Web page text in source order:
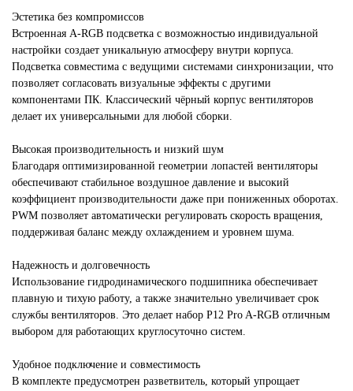
Эстетика без компромиссов
Встроенная A-RGB подсветка с возможностью индивидуальной
настройки создает уникальную атмосферу внутри корпуса.
Подсветка совместима с ведущими системами синхронизации, что
позволяет согласовать визуальные эффекты с другими
компонентами ПК. Классический чёрный корпус вентиляторов
делает их универсальными для любой сборки.
Высокая производительность и низкий шум
Благодаря оптимизированной геометрии лопастей вентиляторы
обеспечивают стабильное воздушное давление и высокий
коэффициент производительности даже при пониженных оборотах.
PWM позволяет автоматически регулировать скорость вращения,
поддерживая баланс между охлаждением и уровнем шума.
Надежность и долговечность
Использование гидродинамического подшипника обеспечивает
плавную и тихую работу, а также значительно увеличивает срок
службы вентиляторов. Это делает набор P12 Pro A-RGB отличным
выбором для работающих круглосуточно систем.
Удобное подключение и совместимость
В комплекте предусмотрен разветвитель, который упрощает